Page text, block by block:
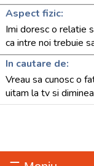
Aspect fizic:
Imi doresc o relatie
ca intre noi trebuie
In cautare de:
Vreau sa cunosc o
uitam la tv si